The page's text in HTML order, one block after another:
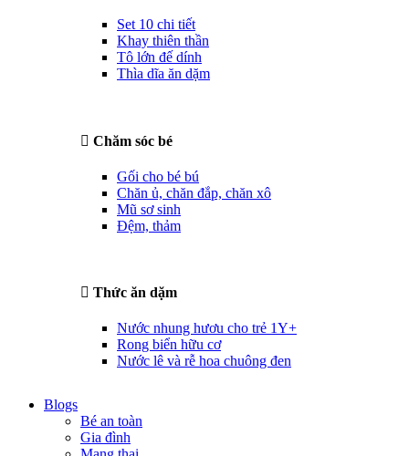
Set 10 chi tiết
Khay thiên thần
Tô lớn đế dính
Thìa dĩa ăn dặm
Chăm sóc bé
Gối cho bé bú
Chăn ủ, chăn đắp, chăn xô
Mũ sơ sinh
Đệm, thảm
Thức ăn dặm
Nước nhung hươu cho trẻ 1Y+
Rong biển hữu cơ
Nước lê và rễ hoa chuông đen
Blogs
Bé an toàn
Gia đình